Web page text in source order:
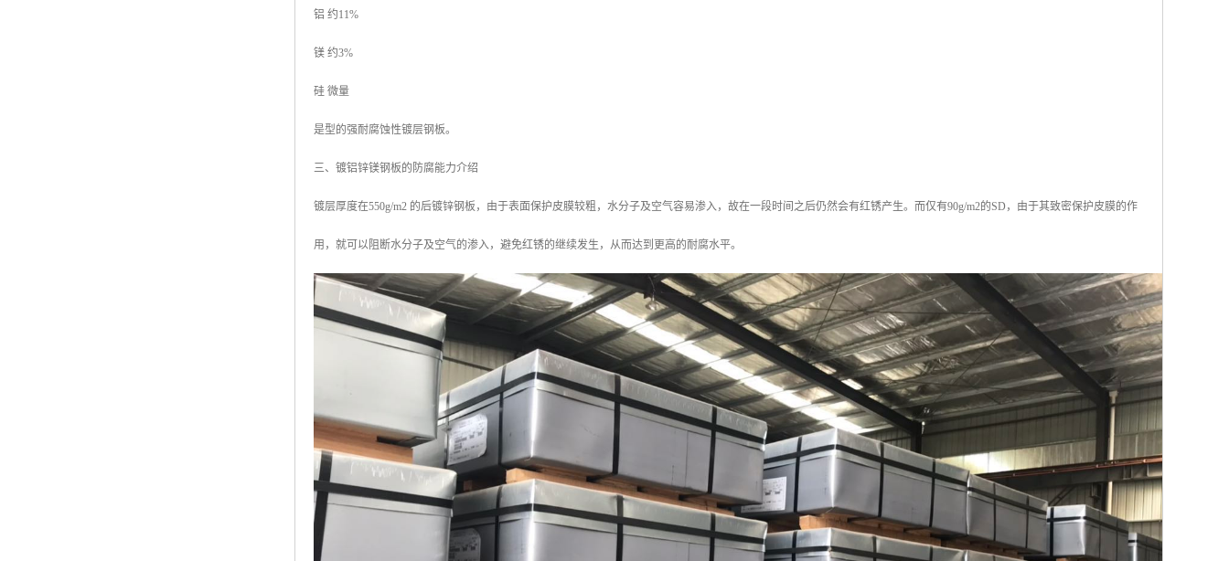
铝 约11%
镁 约3%
硅 微量
是型的强耐腐蚀性镀层钢板。
三、镀铝锌镁钢板的防腐能力介绍
镀层厚度在550g/m2 的后镀锌钢板，由于表面保护皮膜较粗，水分子及空气容易渗入，故在一段时间之后仍然会有红锈产生。而仅有90g/m2的SD，由于其致密保护皮膜的作
用，就可以阻断水分子及空气的渗入，避免红锈的继续发生，从而达到更高的耐腐水平。